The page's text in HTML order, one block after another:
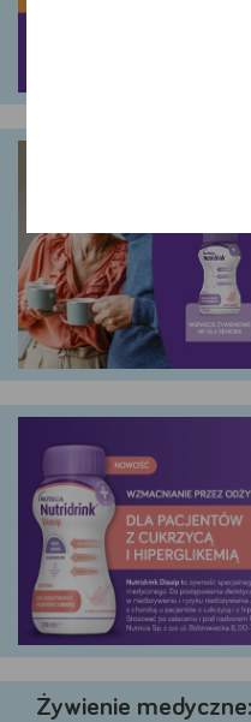
Żywienie
Google
YouTube
Teads
Akceptuję
wszystkie
Zapisuję